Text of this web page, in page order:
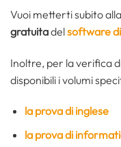
Vuoi metterti subito
gratuitadelsoftware di
Inoltre, per la verifica
disponibili i volumi
la prova di inglese
la prova di